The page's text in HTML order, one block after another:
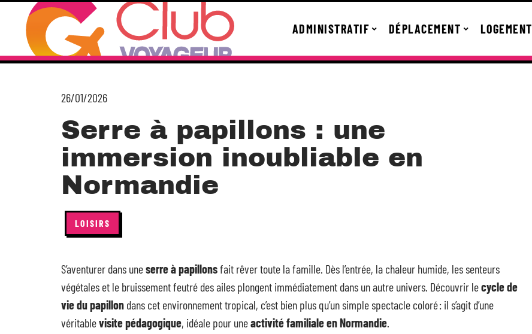
ADMINISTRATIF DÉPLACEMENT LOGEMENT
26/01/2026
Serre à papillons : une
immersion inoubliable en
Normandie
LOISIRS
S’aventurer dans uneserre à papillonsfait rêver toute la famille. Dès l’entrée, la chaleur humide, les senteurs
végétales et le bruissement feutré des ailes plongent immédiatement dans un autre univers. Découvrir lecycle de
vie du papillon dans cet environnement tropical, c’est bien plus qu’un simple spectacle coloré : il s’agit d’une
véritablevisite pédagogique, idéale pour uneactivité familiale en Normandie.